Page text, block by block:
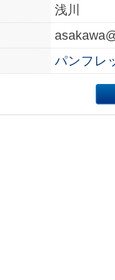
浅川
パンフレ